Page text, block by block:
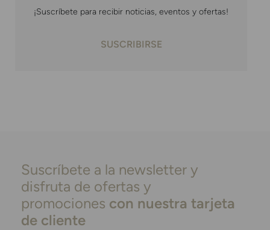
¡Suscríbete para recibir noticias, eventos y ofertas!
SUSCRIBIRSE
Suscríbete a la newsletter y
disfruta de ofertas y
promociones con nuestra tarjeta
de cliente